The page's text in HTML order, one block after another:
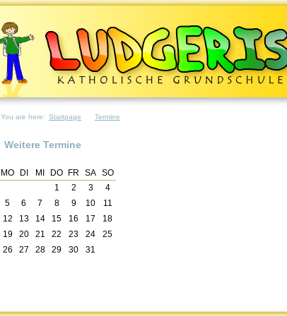
You are here: Startpage Termine
Weitere Termine
MO DI MI DO FR SA SO
1
2 3
4
5
6 7 8 9 10
11
12
13 14 15 16 17
18
19
20 21 22 23 24
25
26
27 28 29 30 31